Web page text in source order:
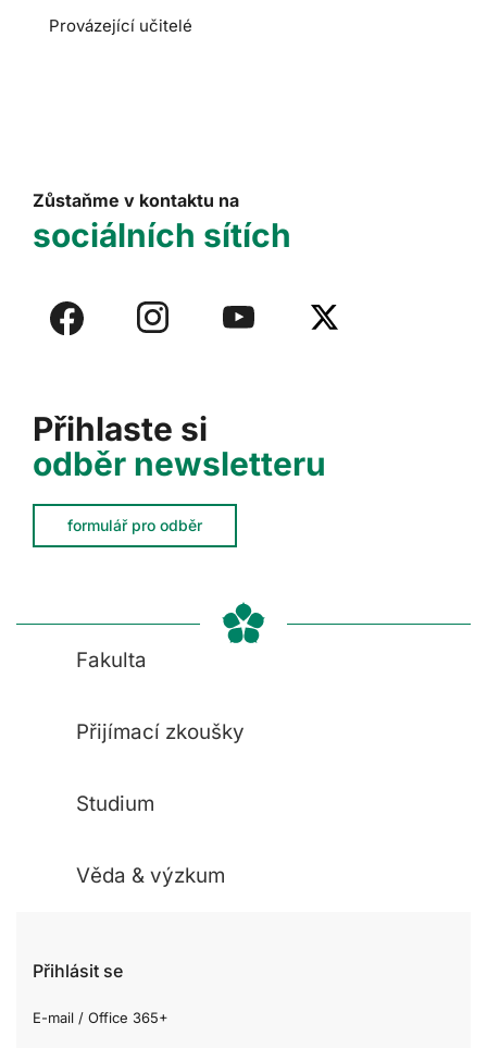
Provázející učitelé
Přihlaste si
odběr newsletteru
formulář pro odběr
Zůstaňme v kontaktu na
sociálních sítích
Fakulta
Přijímací zkoušky
Studium
Věda & výzkum
Přihlásit se
E-mail / Office 365+